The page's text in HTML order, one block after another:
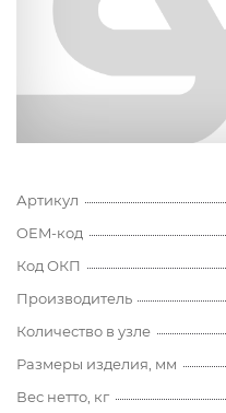
Артикул
OEM-код
Код ОКП
Производитель
Количество в узле
Размеры изделия, мм
Вес нетто, кг